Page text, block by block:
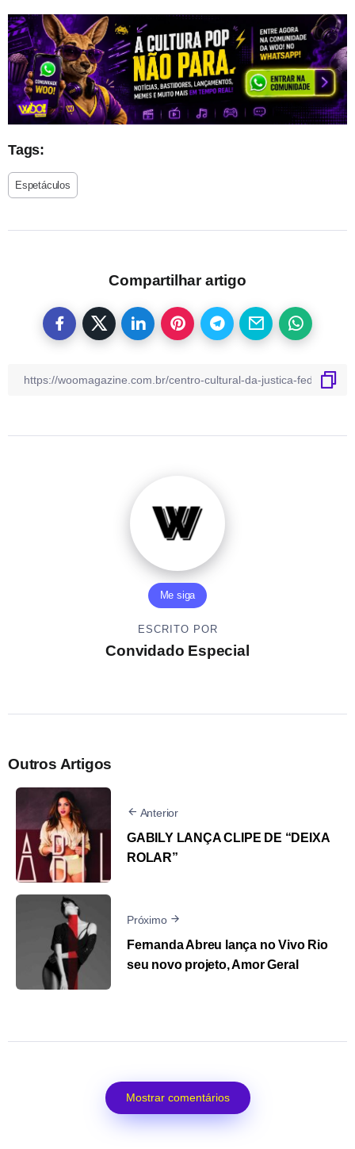
Tags:
Espetáculos
Compartilhar artigo
Me siga
ESCRITO POR
Convidado Especial
Outros Artigos
Anterior
GABILY LANÇA CLIPE DE “DEIXA
ROLAR”
Próximo
Fernanda Abreu lança no Vivo Rio
seu novo projeto, Amor Geral
Mostrar comentários